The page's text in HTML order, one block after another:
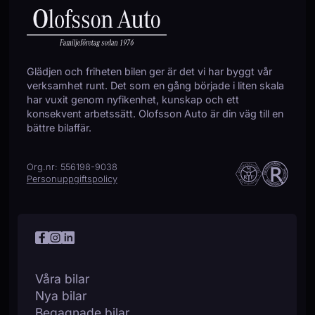
Sidoairbags
Sidokrockgardiner
Sportratt
Sportstolar
Start-/stoppfunktion
Startspärr
USB-uttag
Glädjen och friheten bilen ger är det vi har byggt vår
verksamhet runt. Det som en gång började i liten skala
har vuxit genom nyfikenhet, kunskap och ett
konsekvent arbetssätt. Olofsson Auto är din väg till en
bättre bilaffär.
Org.nr: 556198-9038
Personuppgiftspolicy
Våra bilar
Nya bilar